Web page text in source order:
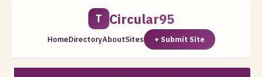
T Circular95
HomeDirectoryAboutSites + Submit Site